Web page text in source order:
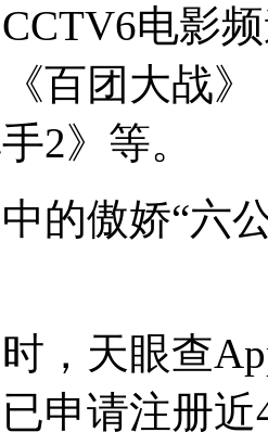
电影频
《百团大战
2》等。
傲娇“六公
天眼查
申请注册